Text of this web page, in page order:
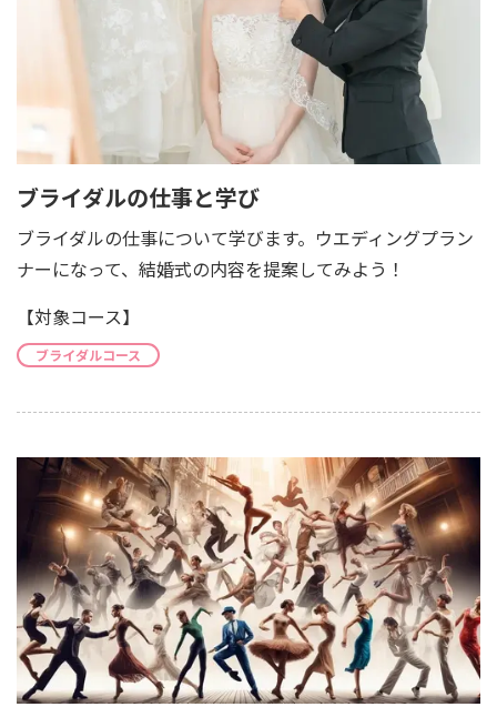
ブライダルの仕事と学び
ブライダルの仕事について学びます。ウエディングプラン
ナーになって、結婚式の内容を提案してみよう！
【対象コース】
ブライダルコース